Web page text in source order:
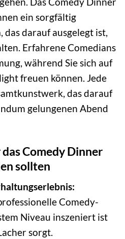
ein sorgfältig
darauf ausgelegt ist,
Erfahrene Comedians
während Sie sich auf
freuen können. Jede
das darauf
gelungenen Abend
Comedy Dinner
sollten
Comedy-
Niveau inszeniert ist
sorgt.